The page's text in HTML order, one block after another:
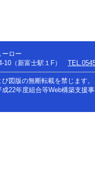
ロー
（新富士駅１F）
図版の無断転載を禁じます。
22年度組合等Web構築支援